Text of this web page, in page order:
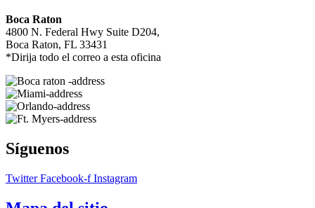
Boca Raton
4800 N. Federal Hwy Suite D204,
Boca Raton, FL 33431
*Dirija todo el correo a esta oficina
Síguenos
Twitter Facebook-f Instagram